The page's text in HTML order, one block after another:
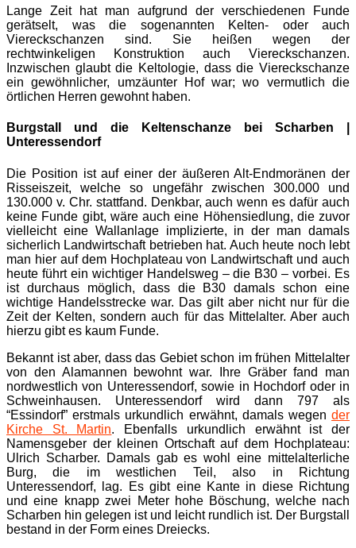
Lange Zeit hat man aufgrund der verschiedenen Funde
gerätselt, was die sogenannten Kelten- oder auch
Viereckschanzen sind. Sie heißen wegen der
rechtwinkeligen Konstruktion auch Viereckschanzen.
Inzwischen glaubt die Keltologie, dass die Viereckschanze
ein gewöhnlicher, umzäunter Hof war; wo vermutlich die
örtlichen Herren gewohnt haben.
Burgstall und die Keltenschanze bei Scharben |
Unteressendorf
Die Position ist auf einer der äußeren Alt-Endmoränen der
Risseiszeit, welche so ungefähr zwischen 300.000 und
130.000 v. Chr. stattfand. Denkbar, auch wenn es dafür auch
keine Funde gibt, wäre auch eine Höhensiedlung, die zuvor
vielleicht eine Wallanlage implizierte, in der man damals
sicherlich Landwirtschaft betrieben hat. Auch heute noch lebt
man hier auf dem Hochplateau von Landwirtschaft und auch
heute führt ein wichtiger Handelsweg – die B30 – vorbei. Es
ist durchaus möglich, dass die B30 damals schon eine
wichtige Handelsstrecke war. Das gilt aber nicht nur für die
Zeit der Kelten, sondern auch für das Mittelalter. Aber auch
hierzu gibt es kaum Funde.
Bekannt ist aber, dass das Gebiet schon im frühen Mittelalter
von den Alamannen bewohnt war. Ihre Gräber fand man
nordwestlich von Unteressendorf, sowie in Hochdorf oder in
Schweinhausen. Unteressendorf wird dann 797 als
“Essindorf” erstmals urkundlich erwähnt, damals wegen der
Kirche St. Martin. Ebenfalls urkundlich erwähnt ist der
Namensgeber der kleinen Ortschaft auf dem Hochplateau:
Ulrich Scharber. Damals gab es wohl eine mittelalterliche
Burg, die im westlichen Teil, also in Richtung
Unteressendorf, lag. Es gibt eine Kante in diese Richtung
und eine knapp zwei Meter hohe Böschung, welche nach
Scharben hin gelegen ist und leicht rundlich ist. Der Burgstall
bestand in der Form eines Dreiecks.